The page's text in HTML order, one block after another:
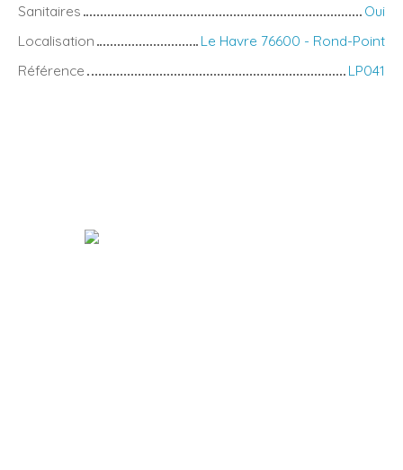
Sanitaires
Oui
Localisation
Le Havre 76600 - Rond-Point
Référence
LP041